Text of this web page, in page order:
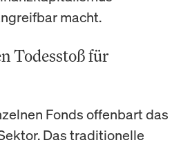
macht.
Todesstoß für
Fonds offenbart das
Das traditionelle